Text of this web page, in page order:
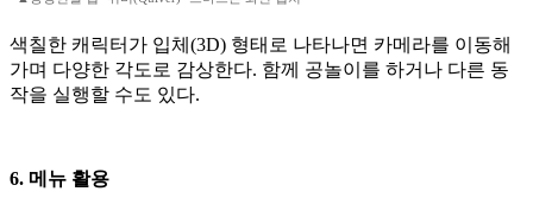
색칠한 캐릭터가 입체(3D) 형태로 나타나면 카메라를 이동해
가며 다양한 각도로 감상한다. 함께 공놀이를 하거나 다른 동
작을 실행할 수도 있다.
6. 메뉴 활용